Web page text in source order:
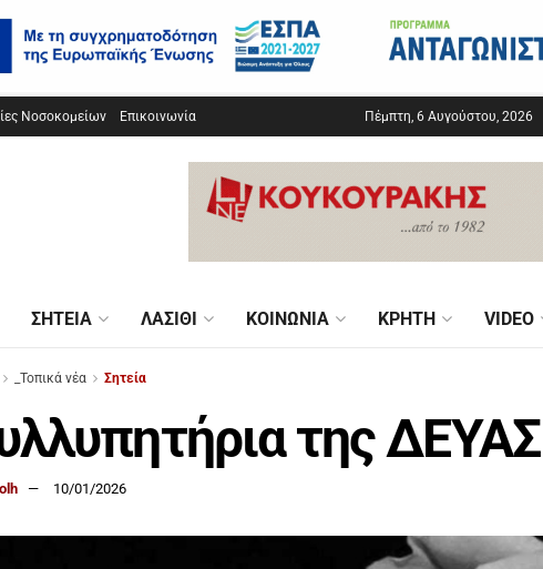
Νοσοκομείων Επικοινωνία Πέμπτη, 6 Αυγούστου, 2026
ΣΗΤΕΊΑ ΛΑΣΊΘΙ ΚΟΙΝΩΝΊΑ ΚΡΉΤΗ VIDEO
_Τοπικά νέα Σητεία
της ΔΕΥΑΣ
10/01/2026